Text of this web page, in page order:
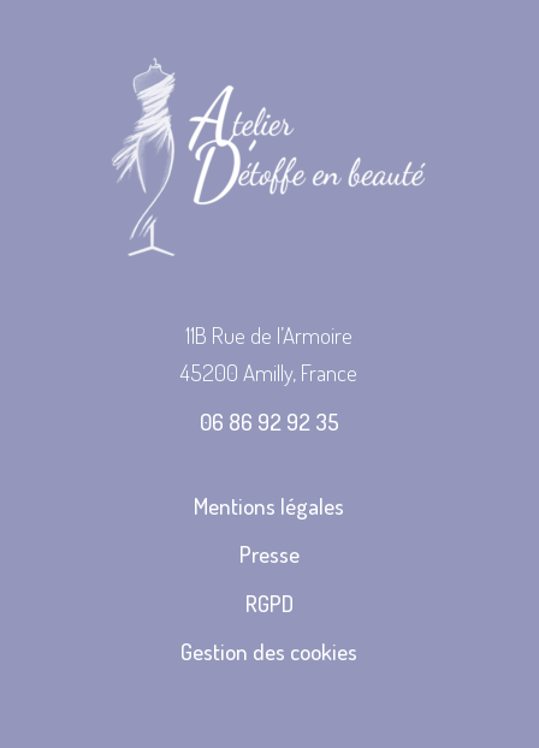
11B Rue de l’Armoire
45200 Amilly, France
06 86 92 92 35
Mentions légales
Presse
RGPD
Gestion des cookies